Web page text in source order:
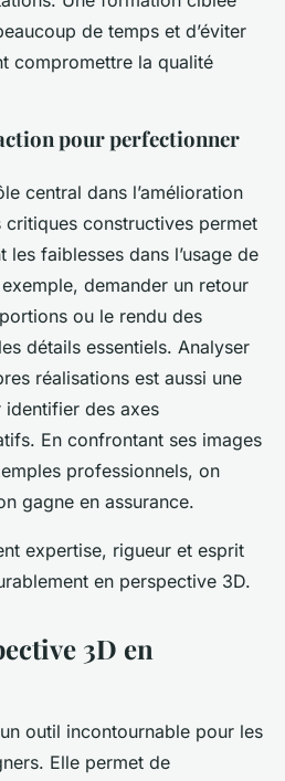
de temps et d’éviter
compromettre la qualité
pour perfectionner
central dans l’amélioration
constructives permet
faiblesses dans l’usage de
demander un retour
ou le rendu des
détails essentiels. Analyser
réalisations est aussi une
des axes
En confrontant ses images
professionnels, on
gagne en assurance.
expertise, rigueur et esprit
en perspective 3D.
3D en
outil incontournable pour les
Elle permet de